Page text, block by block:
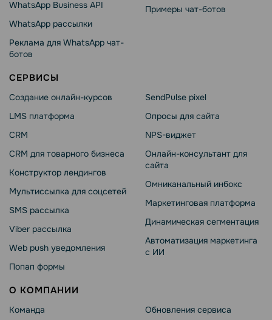
WhatsApp Business API
WhatsApp рассылки
Реклама для WhatsApp чат-
ботов
Примеры чат-ботов
СЕРВИСЫ
Создание онлайн-курсов
LMS платформа
CRM
CRM для товарного бизнеса
Конструктор лендингов
Мультиссылка для соцсетей
SMS рассылка
Viber рассылка
Web push уведомления
Попап формы
SendPulse pixel
Опросы для сайта
NPS-виджет
Онлайн-консультант для
сайта
Омниканальный инбокс
Маркетинговая платформа
Динамическая сегментация
Автоматизация маркетинга
с ИИ
О КОМПАНИИ
Команда
Обновления сервиса